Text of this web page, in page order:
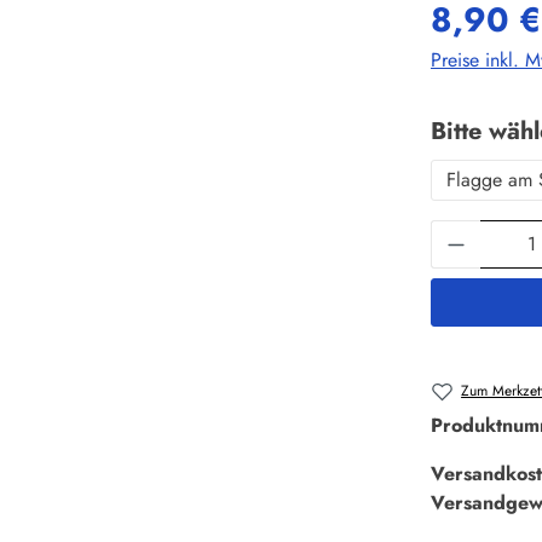
8,90 €
Preise inkl.
Bitte
Flagge am
Zum